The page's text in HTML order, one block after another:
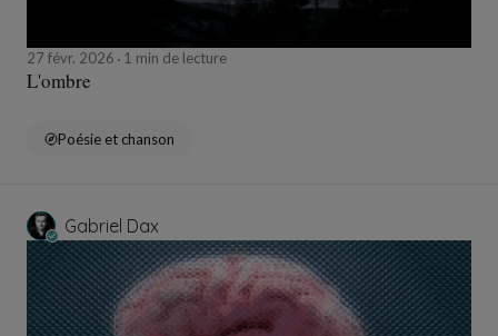
27 févr. 2026 1 min de lecture
L'ombre
Poésie et chanson
Gabriel Dax